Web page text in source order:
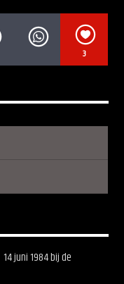
3
14 juni 1984 bij de